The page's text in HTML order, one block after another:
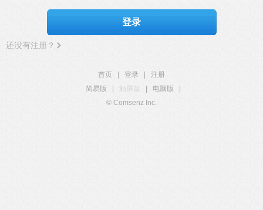
登录
还没有注册？
首页 登录
注册
简易版
触屏版 电脑版
© Comsenz Inc.